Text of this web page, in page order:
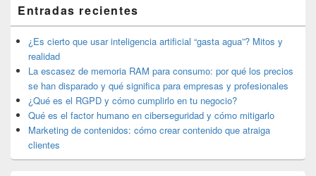
área
de
widget
barra
lateral
primaria
Entradas recientes
¿Es cierto que usar inteligencia artificial “gasta agua”? Mitos y
realidad
La escasez de memoria RAM para consumo: por qué los precios
se han disparado y qué significa para empresas y profesionales
¿Qué es el RGPD y cómo cumplirlo en tu negocio?
Qué es el factor humano en ciberseguridad y cómo mitigarlo
Marketing de contenidos: cómo crear contenido que atraiga
clientes